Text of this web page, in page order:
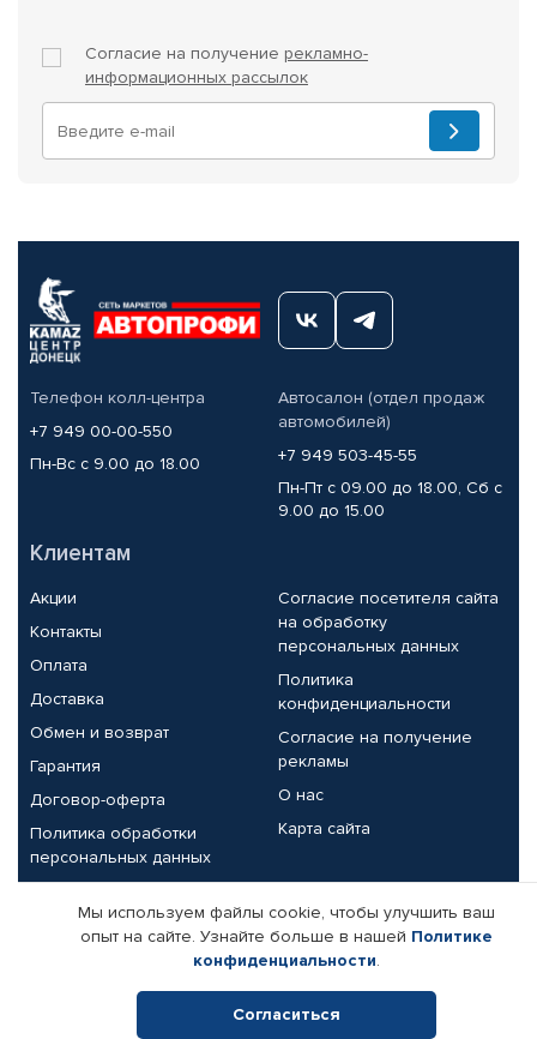
Согласие на получение рекламно-
информационных рассылок
Телефон колл-центра
+7 949 00-00-550
Пн-Вс с 9.00 до 18.00
Автосалон (отдел продаж
автомобилей)
+7 949 503-45-55
Пн-Пт с 09.00 до 18.00, Сб с
9.00 до 15.00
Клиентам
Акции
Контакты
Оплата
Доставка
Обмен и возврат
Гарантия
Договор-оферта
Политика обработки
персональных данных
Согласие посетителя сайта
на обработку
персональных данных
Политика
конфиденциальности
Согласие на получение
рекламы
О нас
Карта сайта
Партнерам
Корпоративным клиентам
Поставщикам
Реквизиты компании
Мы используем файлы cookie, чтобы улучшить ваш
опыт на сайте. Узнайте больше в нашей Политике
конфиденциальности.
Согласиться